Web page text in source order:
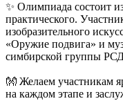
✨ Олимпиада состоит
практического.
изобразительного
«Оружие подвига» и
симбирской группы
👐 Желаем участникам
на каждом этапе и